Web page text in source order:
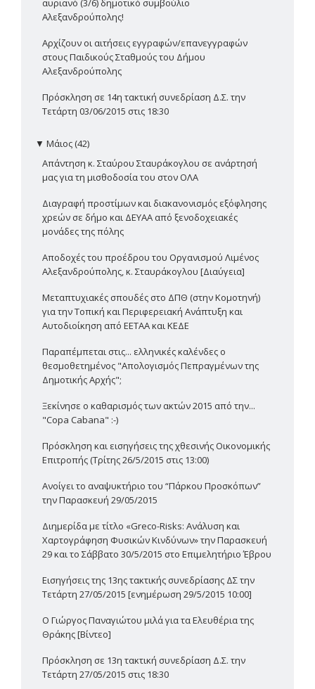
αυριανό (3/6) δημοτικό συμβούλιο
Αλεξανδρούπολης!
Αρχίζουν οι αιτήσεις εγγραφών/επανεγγραφών
στους Παιδικούς Σταθμούς του Δήμου
Αλεξανδρούπολης
Πρόσκληση σε 14η τακτική συνεδρίαση Δ.Σ. την
Τετάρτη 03/06/2015 στις 18:30
▼ Μάιος (42)
Απάντηση κ. Σταύρου Σταυράκογλου σε ανάρτησή
μας για τη μισθοδοσία του στον ΟΛΑ
Διαγραφή προστίμων και διακανονισμός εξόφλησης
χρεών σε δήμο και ΔΕΥΑΑ από ξενοδοχειακές
μονάδες της πόλης
Αποδοχές του προέδρου του Οργανισμού Λιμένος
Αλεξανδρούπολης, κ. Σταυράκογλου [Διαύγεια]
Μεταπτυχιακές σπουδές στο ΔΠΘ (στην Κομοτηνή)
για την Τοπική και Περιφερειακή Ανάπτυξη και
Αυτοδιοίκηση από ΕΕΤΑΑ και ΚΕΔΕ
Παραπέμπεται στις... ελληνικές καλένδες ο
θεσμοθετημένος "Απολογισμός Πεπραγμένων της
Δημοτικής Αρχής";
Ξεκίνησε ο καθαρισμός των ακτών 2015 από την...
"Copa Cabana" :-)
Πρόσκληση και εισηγήσεις της χθεσινής Οικονομικής
Επιτροπής (Τρίτης 26/5/2015 στις 13:00)
Ανοίγει το αναψυκτήριο του “Πάρκου Προσκόπων”
την Παρασκευή 29/05/2015
Διημερίδα με τίτλο «Greco-Risks: Ανάλυση και
Χαρτογράφηση Φυσικών Κινδύνων» την Παρασκευή
29 και το Σάββατο 30/5/2015 στο Επιμελητήριο Έβρου
Εισηγήσεις της 13ης τακτικής συνεδρίασης ΔΣ την
Τετάρτη 27/05/2015 [ενημέρωση 29/5/2015 10:00]
Ο Γιώργος Παναγιώτου μιλά για τα Ελευθέρια της
Θράκης [Βίντεο]
Πρόσκληση σε 13η τακτική συνεδρίαση Δ.Σ. την
Τετάρτη 27/05/2015 στις 18:30